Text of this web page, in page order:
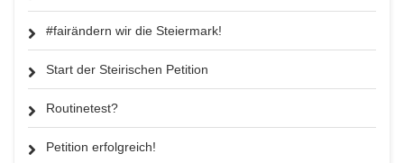
#fairändern wir die Steiermark!
Start der Steirischen Petition
Routinetest?
Petition erfolgreich!